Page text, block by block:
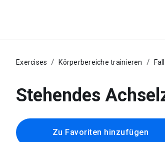
Exercises Körperbereiche trainieren
Stehendes
Zu Favoriten hinzufügen